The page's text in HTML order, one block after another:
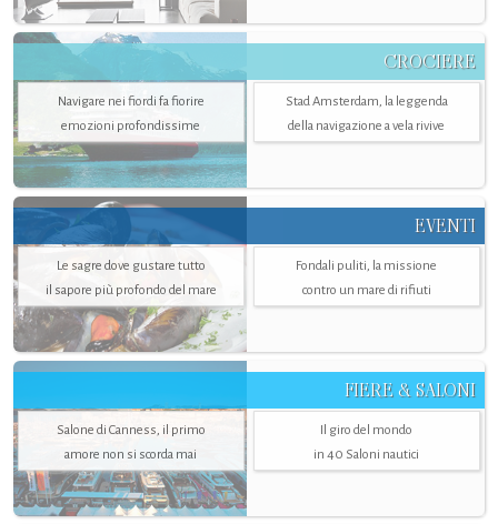
CROCIERE
Navigare nei fiordi fa fiorire
emozioni profondissime
Stad Amsterdam, la leggenda
della navigazione a vela rivive
EVENTI
Le sagre dove gustare tutto
il sapore più profondo del mare
Fondali puliti, la missione
contro un mare di rifiuti
FIERE & SALONI
Salone di Canness, il primo
amore non si scorda mai
Il giro del mondo
in 40 Saloni nautici